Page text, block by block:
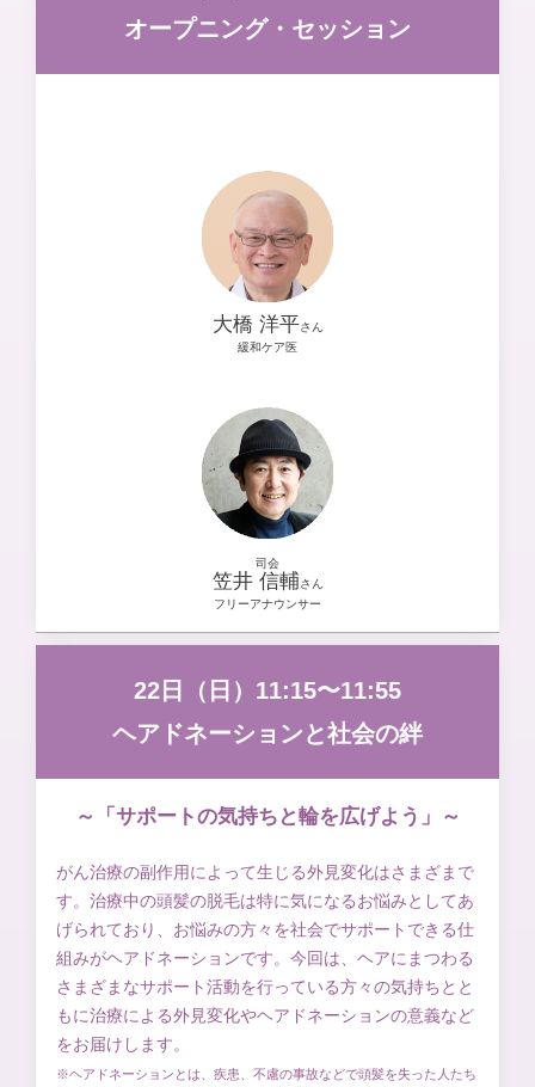
オープニング・セッション
大橋 洋平さん
緩和ケア医
司会
笠井 信輔さん
フリーアナウンサー
22日（日）11:15〜11:55
ヘアドネーションと社会の絆
～「サポートの気持ちと輪を広げよう」～
がん治療の副作用によって生じる外見変化はさまざまで
す。治療中の頭髪の脱毛は特に気になるお悩みとしてあ
げられており、お悩みの方々を社会でサポートできる仕
組みがヘアドネーションです。今回は、ヘアにまつわる
さまざまなサポート活動を行っている方々の気持ちとと
もに治療による外見変化やヘアドネーションの意義など
をお届けします。
※ヘアドネーションとは、疾患、不慮の事故などで頭髪を失った人たち